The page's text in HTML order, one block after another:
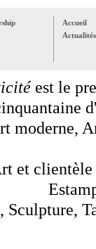
Accueil
Actualités
est le
moderne,
et
Sculpture,